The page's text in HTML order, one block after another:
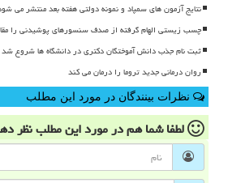
نتایج آزمون های سمپاد و نمونه دولتی هفته بعد منتشر می
چسب زیستی الهام گرفته از صدف سنسورهای پوشیدنی را
ثبت نام جذب دانش آموختگان دکتری در دانشگاه ها شروع شد ۲ شرط اصلی جذب
روان درمانی جدید تروما را درمان می کند
نظرات بینندگان در مورد این مطلب
لطفا شما همدر مورد این مطلبنظر